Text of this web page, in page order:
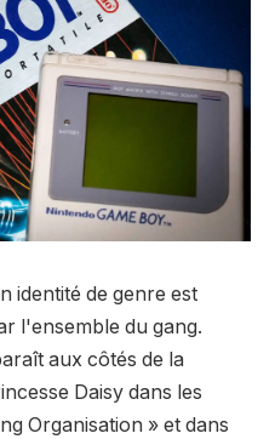
identité de genre est
l'ensemble du gang.
aux côtés de la
Daisy dans les
Organisation » et dans